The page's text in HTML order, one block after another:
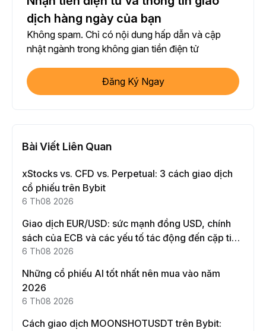
dịch hàng ngày của bạn
Không spam. Chỉ có nội dung hấp dẫn và cập
nhật ngành trong không gian tiền điện tử
Đăng Ký Ngay
Bài Viết Liên Quan
xStocks vs. CFD vs. Perpetual: 3 cách giao dịch
cổ phiếu trên Bybit
6 Th08 2026
Giao dịch EUR/USD: sức mạnh đồng USD, chính
sách của ECB và các yếu tố tác động đến cặp tiền
này
6 Th08 2026
Những cổ phiếu AI tốt nhất nên mua vào năm
2026
6 Th08 2026
Cách giao dịch MOONSHOTUSDT trên Bybit: